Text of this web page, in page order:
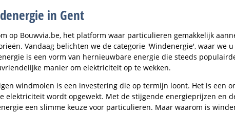
in Gent
op Bouwvia.be, het platform waar particulieren gemakkelijk
Vandaag belichten we de categorie 'Windenergie', waar we
is een vorm van hernieuwbare energie die steeds
manier om elektriciteit op te wekken.
windmolen is een investering die op termijn loont. Het is een
elektriciteit wordt opgewekt. Met de stijgende energieprijzen en
een slimme keuze voor particulieren. Maar waarom is